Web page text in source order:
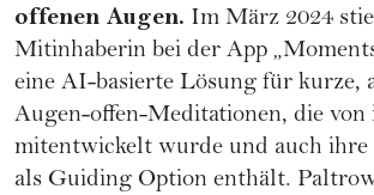
offenen Augen. Im März 2024
Mitinhaberin bei der App
eine AI-basierte Lösung für kurze,
Augen-offen-Meditationen, die von
mitentwickelt wurde und auch ihre
als Guiding Option enthält.